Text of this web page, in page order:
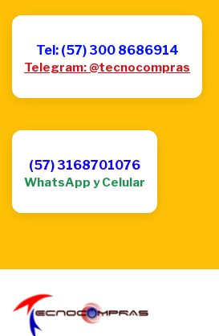
Tel: (57) 300 8686914
Telegram: @tecnocompras
(57) 3168701076
WhatsApp y Celular